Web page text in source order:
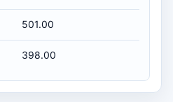
501.00
398.00